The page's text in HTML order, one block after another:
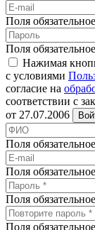
Поля
Поля
Нажимая
с условиями
согласие на
соответствии с
от 27.07.2006
Поля
Поля
Поля
Поля